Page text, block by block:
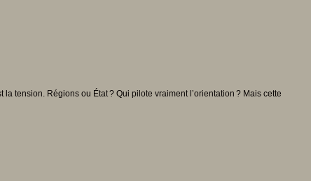
tension. Régions ou État ? Qui pilote vraiment l’orientation ? Mais cette